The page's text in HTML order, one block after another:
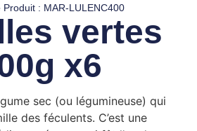
Produit : MAR-LULENC400
vertes
x6
sec (ou légumineuse) qui
des féculents. C’est une